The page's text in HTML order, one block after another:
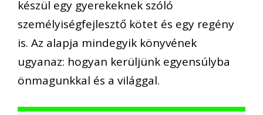
készül egy gyerekeknek szóló
személyiségfejlesztő kötet és egy regény
is. Az alapja mindegyik könyvének
ugyanaz: hogyan kerüljünk egyensúlyba
önmagunkkal és a világgal.